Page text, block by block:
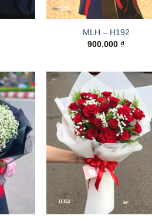
MLH – H192
900.000₫